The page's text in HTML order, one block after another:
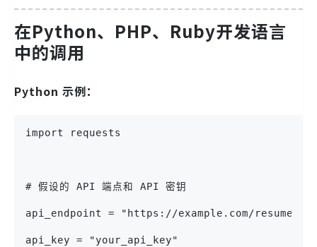
在Python、PHP、Ruby开发语言
中的调用
Python 示例：
import requests
# 假设的 API 端点和 API 密钥
api_endpoint = "https://example.com/
api_key = "your_api_key"